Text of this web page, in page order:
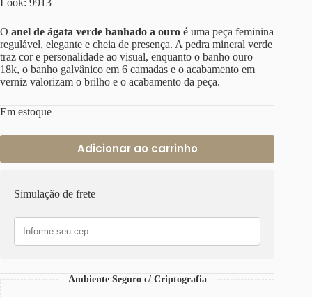
O anel de ágata verde banhado a ouro é uma peça feminina
regulável, elegante e cheia de presença. A pedra mineral verde
traz cor e personalidade ao visual, enquanto o banho ouro
18k, o banho galvânico em 6 camadas e o acabamento em
verniz valorizam o brilho e o acabamento da peça.
Em estoque
Adicionar ao carrinho
Simulação de frete
Ambiente Seguro c/ Criptografia